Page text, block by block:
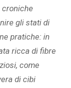
croniche
gli stati di
pratiche: in
ricca di fibre
come
di cibi